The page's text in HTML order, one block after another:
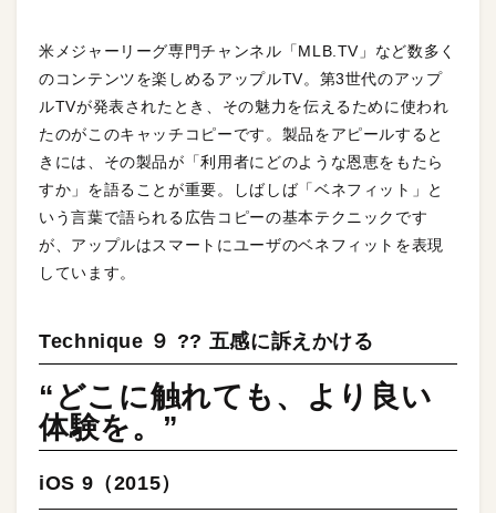
米メジャーリーグ専門チャンネル「MLB.TV」など数多く
のコンテンツを楽しめるアップルTV。第3世代のアップ
ルTVが発表されたとき、その魅力を伝えるために使われ
たのがこのキャッチコピーです。製品をアピールすると
きには、その製品が「利用者にどのような恩恵をもたら
すか」を語ることが重要。しばしば「ベネフィット」と
いう言葉で語られる広告コピーの基本テクニックです
が、アップルはスマートにユーザのベネフィットを表現
しています。
Technique ９ ?? 五感に訴えかける
“どこに触れても、より良い
体験を。”
iOS 9（2015）